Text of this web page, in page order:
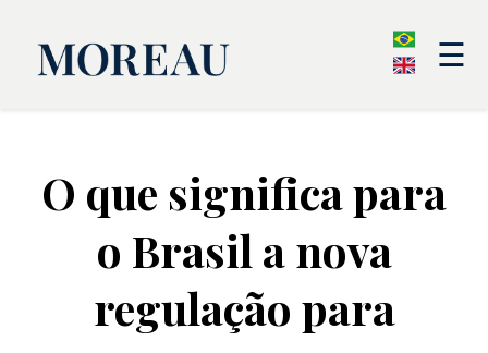
☰
O que significa para
o Brasil a nova
regulação para